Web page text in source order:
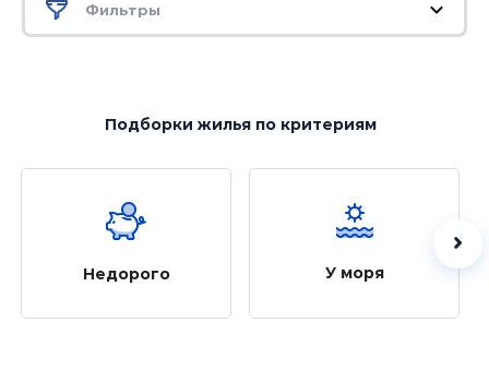
Фильтры
Подборки жильяпо критериям
Недорого У моря